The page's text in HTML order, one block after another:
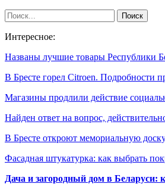
Интересное:
Названы лучшие товары Республики
В Бресте горел Citroen. Подробности
Магазины продлили действие
Найден ответ на вопрос,
В Бресте откроют мемориальную
Фасадная штукатурка: как выбрать
Дача и загородный дом в Беларуси: